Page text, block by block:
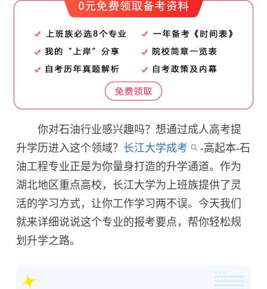
你对石油行业感兴趣吗？想通过成人高考提
升学历进入这个领域？ 长江大学成考
-高起本-石
油工程专业正是为你量身打造的升学通道。作为
湖北地区重点高校，长江大学为上班族提供了灵
活的学习方式，让你工作学习两不误。今天我们
就来详细说说这个专业的报考要点，帮你轻松规
划升学之路。